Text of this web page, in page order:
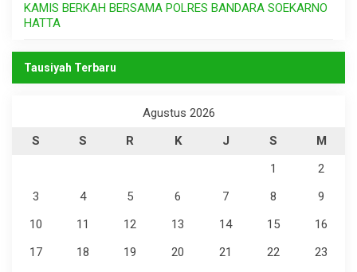
KAMIS BERKAH BERSAMA POLRES BANDARA SOEKARNO
HATTA
Tausiyah Terbaru
Agustus 2026
S
S R K J S
M
1
2
3
4 5 6 7 8
9
10
11 12 13 14 15
16
17
18 19 20 21 22
23